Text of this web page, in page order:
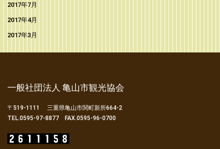
2017年7月
2017年4月
2017年3月
一般社団法人 亀山市観光協会
〒519-1111 三重県亀山市関町新所664-2
TEL.0595-97-8877 FAX.0595-96-0700